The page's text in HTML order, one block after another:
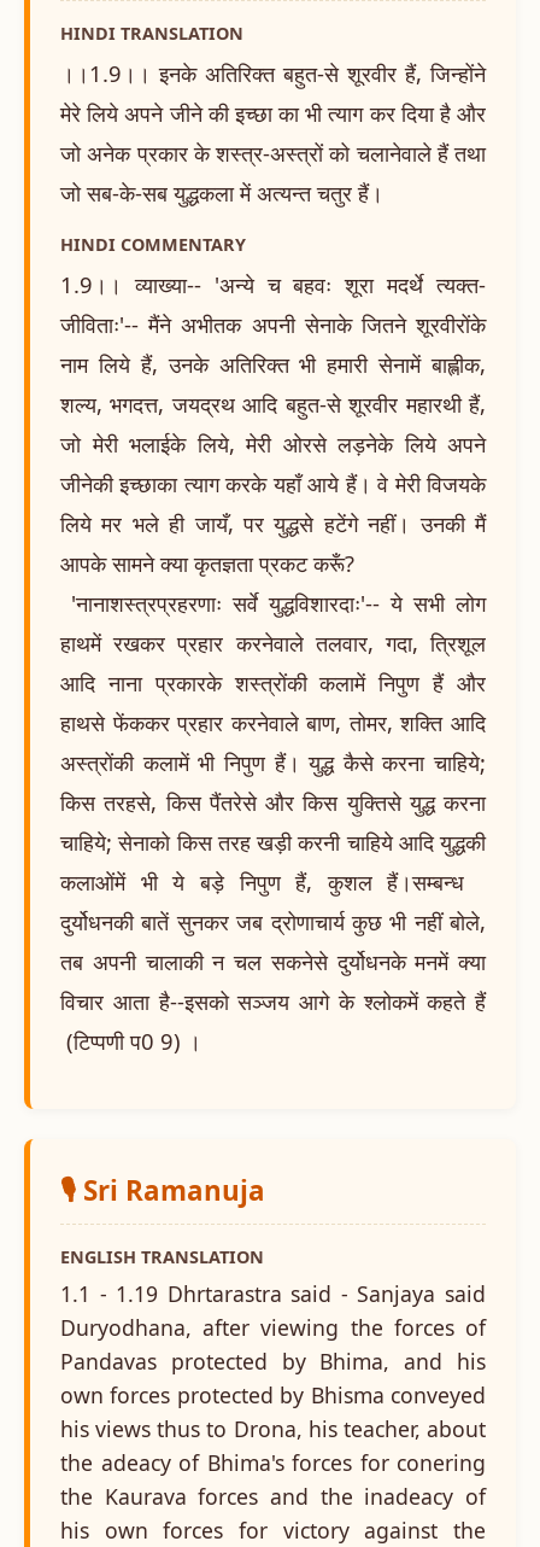
HINDI TRANSLATION
।।1.9।। इनके अतिरिक्त बहुत-से शूरवीर हैं, जिन्होंने
मेरे लिये अपने जीने की इच्छा का भी त्याग कर दिया है और
जो अनेक प्रकार के शस्त्र-अस्त्रों को चलानेवाले हैं तथा
जो सब-के-सब युद्धकला में अत्यन्त चतुर हैं।
HINDI COMMENTARY
1.9।। व्याख्या-- 'अन्ये च बहवः शूरा मदर्थे त्यक्त-
जीविताः'-- मैंने अभीतक अपनी सेनाके जितने शूरवीरोंके
नाम लिये हैं, उनके अतिरिक्त भी हमारी सेनामें बाह्लीक,
शल्य, भगदत्त, जयद्रथ आदि बहुत-से शूरवीर महारथी हैं,
जो मेरी भलाईके लिये, मेरी ओरसे लड़नेके लिये अपने
जीनेकी इच्छाका त्याग करके यहाँ आये हैं। वे मेरी विजयके
लिये मर भले ही जायँ, पर युद्धसे हटेंगे नहीं। उनकी मैं
आपके सामने क्या कृतज्ञता प्रकट करूँ?
'नानाशस्त्रप्रहरणाः सर्वे युद्धविशारदाः'-- ये सभी लोग
हाथमें रखकर प्रहार करनेवाले तलवार, गदा, त्रिशूल
आदि नाना प्रकारके शस्त्रोंकी कलामें निपुण हैं और
हाथसे फेंककर प्रहार करनेवाले बाण, तोमर, शक्ति आदि
अस्त्रोंकी कलामें भी निपुण हैं। युद्ध कैसे करना चाहिये;
किस तरहसे, किस पैंतरेसे और किस युक्तिसे युद्ध करना
चाहिये; सेनाको किस तरह खड़ी करनी चाहिये आदि युद्धकी
कलाओंमें भी ये बड़े निपुण हैं, कुशल हैं।सम्बन्ध
दुर्योधनकी बातें सुनकर जब द्रोणाचार्य कुछ भी नहीं बोले,
तब अपनी चालाकी न चल सकनेसे दुर्योधनके मनमें क्या
विचार आता है--इसको सञ्जय आगे के श्लोकमें कहते हैं
(टिप्पणी प0 9) ।
🎙️ Sri Ramanuja
ENGLISH TRANSLATION
1.1 - 1.19 Dhrtarastra said - Sanjaya said
Duryodhana, after viewing the forces of
Pandavas protected by Bhima, and his
own forces protected by Bhisma conveyed
his views thus to Drona, his teacher, about
the adeacy of Bhima's forces for conering
the Kaurava forces and the inadeacy of
his own forces for victory against the